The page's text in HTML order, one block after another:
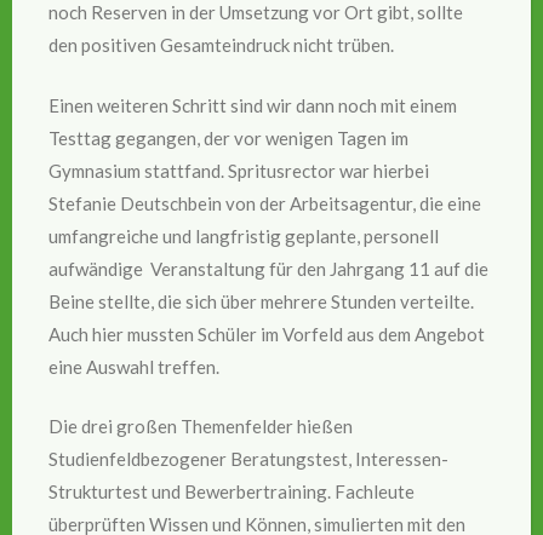
noch Reserven in der Umsetzung vor Ort gibt, sollte
den positiven Gesamteindruck nicht trüben.
Einen weiteren Schritt sind wir dann noch mit einem
Testtag gegangen, der vor wenigen Tagen im
Gymnasium stattfand. Spritusrector war hierbei
Stefanie Deutschbein von der Arbeitsagentur, die eine
umfangreiche und langfristig geplante, personell
aufwändige Veranstaltung für den Jahrgang 11 auf die
Beine stellte, die sich über mehrere Stunden verteilte.
Auch hier mussten Schüler im Vorfeld aus dem Angebot
eine Auswahl treffen.
Die drei großen Themenfelder hießen
Studienfeldbezogener Beratungstest, Interessen-
Strukturtest und Bewerbertraining. Fachleute
überprüften Wissen und Können, simulierten mit den